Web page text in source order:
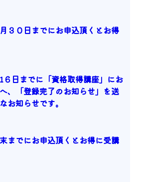
３０日までにお申込頂くとお得
６日までに「資格取得講座」にお
、「登録完了のお知らせ」を送
お知らせです。
までにお申込頂くとお得に受講